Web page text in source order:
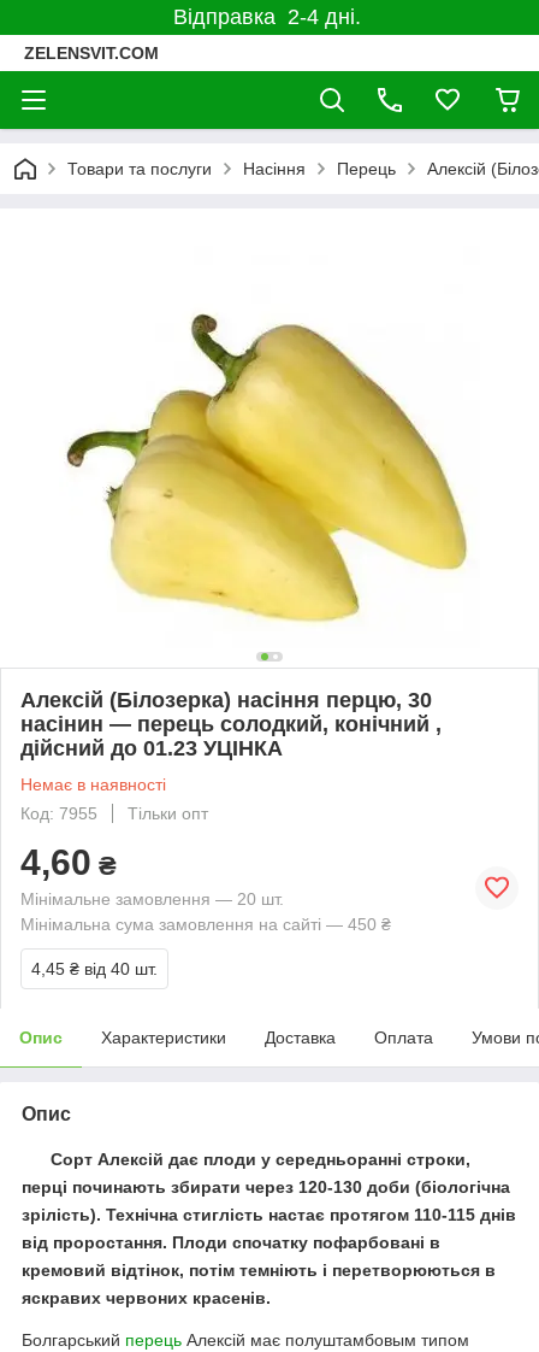
Відправка 2-4 дні.
ZELENSVIT.COM
Товари та послуги Насіння Перець Алексій
Алексій (Білозерка) насіння перцю, 30
насінин — перець солодкий, конічний ,
дійсний до 01.23 УЦІНКА
Немає в наявності
Код: 7955
Тільки опт
4,60 ₴
Мінімальне замовлення — 20 шт.
Мінімальна сума замовлення на сайті — 450 ₴
4,45 ₴ від 40 шт.
Опис Характеристики Доставка Оплата Умови
Опис
Сорт Алексій дає плоди у середньоранні строки,
перці починають збирати через 120-130 доби (біологічна
зрілість). Технічна стиглість настає протягом 110-115 днів
від проростання. Плоди спочатку пофарбовані в
кремовий відтінок, потім темніють і перетворюються в
яскравих червоних красенів.
Болгарський перець Алексій має полуштамбовым типом